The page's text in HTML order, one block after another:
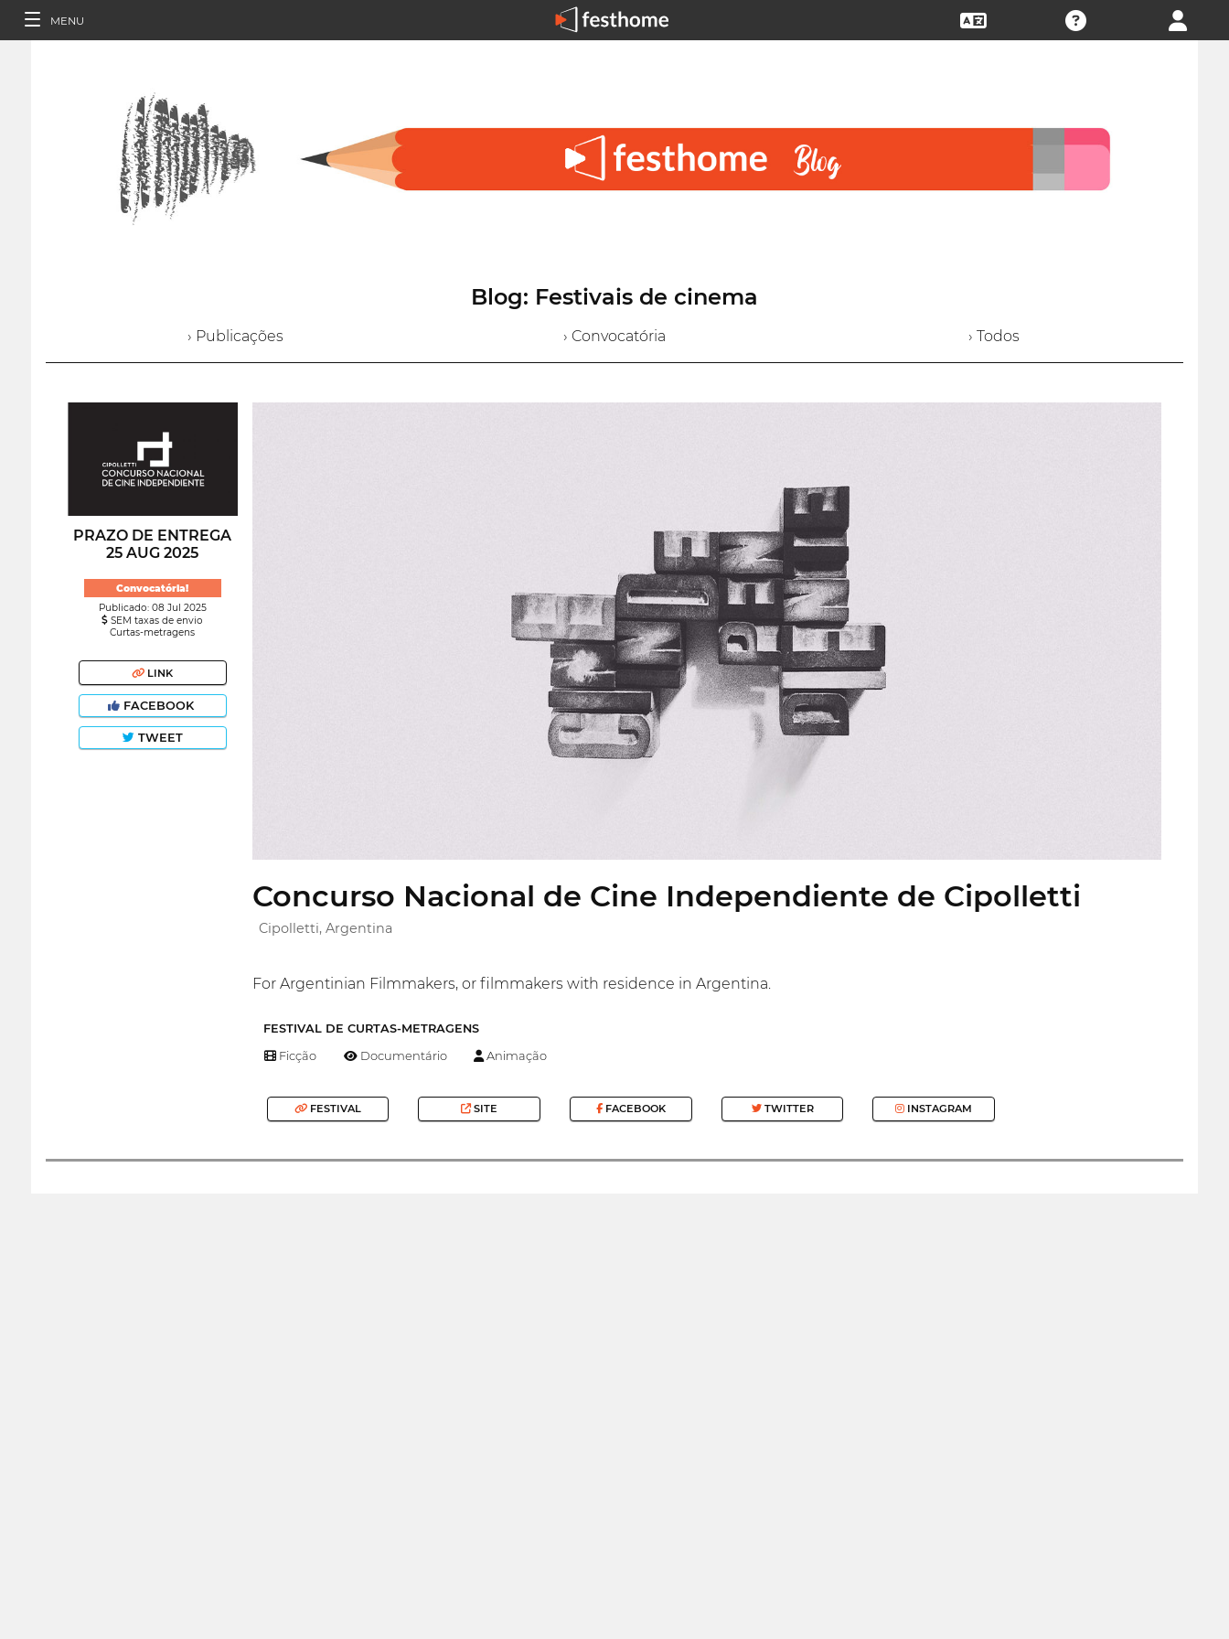
MENU
Blog: Festivais de cinema
› Publicações › Convocatória › Todos
PRAZO DE ENTREGA
25 AUG 2025
Convocatória!
Publicado: 08 Jul 2025
SEM taxas de envio
Curtas-metragens
LINK
FACEBOOK
TWEET
Concurso Nacional de Cine Independiente de Cipolletti
Cipolletti, Argentina
For Argentinian Filmmakers, or filmmakers with residence in Argentina.
FESTIVAL DE CURTAS-METRAGENS
Ficção Documentário Animação
FESTIVAL SITE FACEBOOK TWITTER INSTAGRAM